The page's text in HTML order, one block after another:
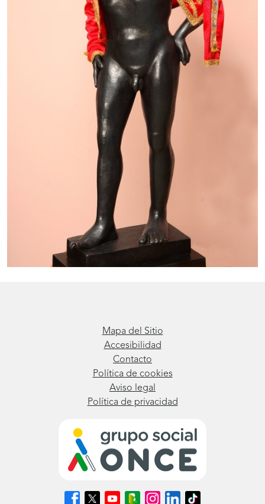
Mapa del Sitio
Accesibilidad
Contacto
Política de cookies
Aviso legal
Política de privacidad
SíguenosSíguenosSíguenosSíguenosSíguenosSíguenosSíguenos